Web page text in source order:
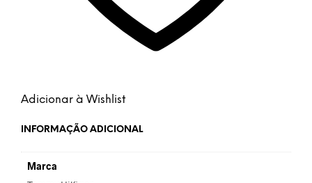
Adicionar à Wishlist
INFORMAÇÃO ADICIONAL
Marca